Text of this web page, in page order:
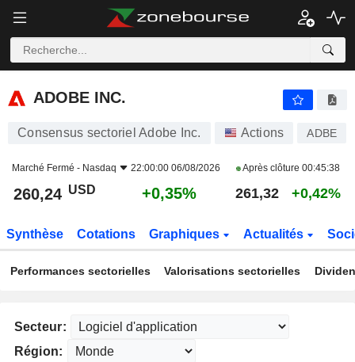
ADOBE INC.
ADOBE INC.
Consensus sectoriel Adobe Inc. Actions ADBE
Marché Fermé - Nasdaq 22:00:00 06/08/2026 Après clôture 00:45:38
260,24 USD +0,35% 261,32 +0,42%
Synthèse Cotations Graphiques Actualités
Performances sectorielles Valorisations sectorielles
Secteur:
Région: